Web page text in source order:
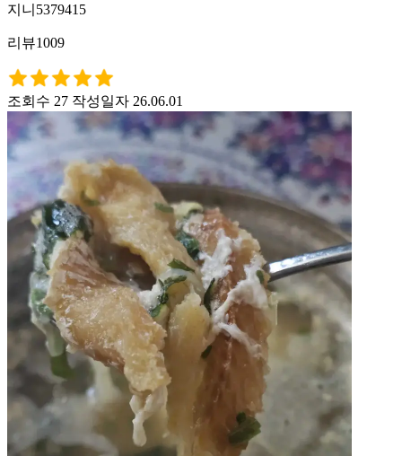
지니5379415
리뷰1009
조회수 27 작성일자 26.06.01